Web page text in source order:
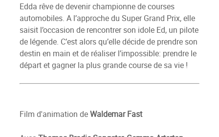
Edda rêve de devenir championne de courses
automobiles. A l’approche du Super Grand Prix, elle
saisit l’occasion de rencontrer son idole Ed, un pilote
de légende. C’est alors qu’elle décide de prendre son
destin en main et de réaliser l’impossible: prendre le
départ et gagner la plus grande course de sa vie !
Film d'animation deWaldemar Fast